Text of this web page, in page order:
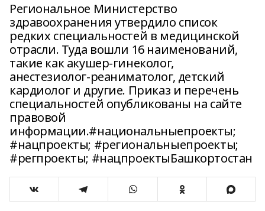
Региональное Министерство
здравоохранения утвердило список
редких специальностей в медицинской
отрасли. Туда вошли 16 наименований,
такие как акушер-гинеколог,
анестезиолог-реаниматолог, детский
кардиолог и другие. Приказ и перечень
специальностей опубликованы на сайте
правовой
информации.#национальныепроекты;
#нацпроекты; #региональныепроекты;
#регпроекты; #нацпроектыБашкортостан